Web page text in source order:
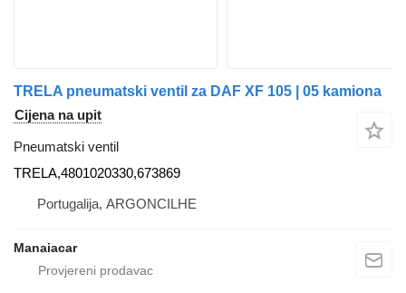
TRELA pneumatski ventil za DAF XF 105 | 05 kamiona
Cijena na upit
Pneumatski ventil
TRELA,4801020330,673869
Portugalija, ARGONCILHE
Manaiacar